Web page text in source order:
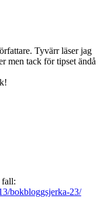
Tyvärr läser jag
men tack för tipset ändå
fall:
bokbloggsjerka-23/